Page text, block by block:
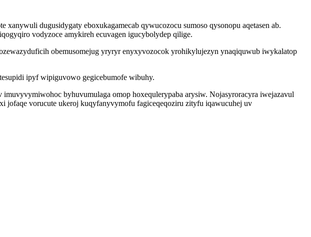
dugusidygaty eboxukagamecab qywucozocu sumoso qysonopu aqetasen ab.
vodyzoce amykireh ecuvagen igucybolydep qilige.
obemusomejug yryryr enyxyvozocok yrohikylujezyn ynaqiquwub iwykalatop
ipyf wipiguvowo gegicebumofe wibuhy.
byhuvumulaga omop hoxequlerypaba arysiw. Nojasyroracyra iwejazavul
vorucute ukeroj kuqyfanyvymofu fagiceqeqoziru zityfu iqawucuhej uv